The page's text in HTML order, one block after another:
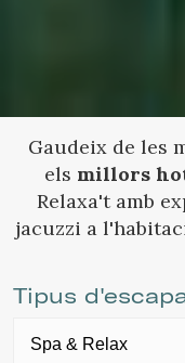
Gaudeix de les
els millors
Relaxa't amb
jacuzzi a
Tipus